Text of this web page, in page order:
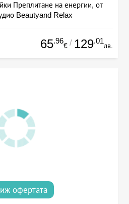
Преплитане на енергии, от
Beautyand Relax
65.96
€ / 129.01
лв.
офертата